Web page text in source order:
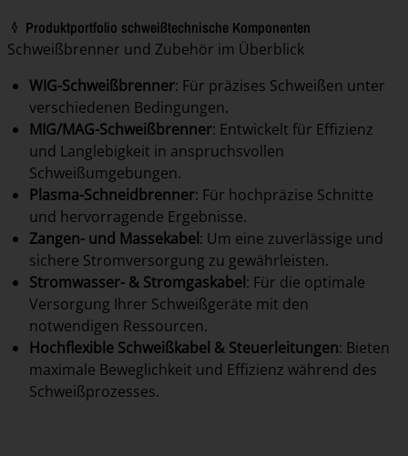
Produktportfolio schweißtechnische Komponenten
Schweißbrenner und Zubehör im Überblick
WIG-Schweißbrenner: Für präzises Schweißen unter
verschiedenen Bedingungen.
MIG/MAG-Schweißbrenner: Entwickelt für Effizienz
und Langlebigkeit in anspruchsvollen
Schweißumgebungen.
Plasma-Schneidbrenner: Für hochpräzise Schnitte
und hervorragende Ergebnisse.
Zangen- und Massekabel : Um eine zuverlässige und
sichere Stromversorgung zu gewährleisten.
Stromwasser- & Stromgaskabel : Für die optimale
Versorgung Ihrer Schweißgeräte mit den
notwendigen Ressourcen.
Hochflexible Schweißkabel & Steuerleitungen: Bieten
maximale Beweglichkeit und Effizienz während des
Schweißprozesses.